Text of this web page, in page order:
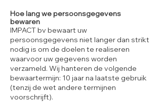
Hoe lang we persoonsgegevens
bewaren
IMPACT bv bewaart uw
persoonsgegevens niet langer dan strikt
nodig is om de doelen te realiseren
waarvoor uw gegevens worden
verzameld. Wij hanteren de volgende
bewaartermijn: 10 jaar na laatste gebruik
(tenzij de wet andere termijnen
voorschrijft).